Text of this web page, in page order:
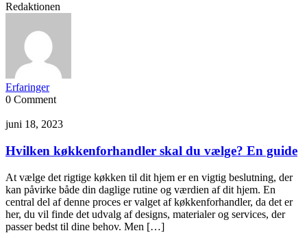
Redaktionen
Erfaringer
0 Comment
juni 18, 2023
Hvilken køkkenforhandler skal du vælge? En guide
At vælge det rigtige køkken til dit hjem er en vigtig beslutning, der
kan påvirke både din daglige rutine og værdien af dit hjem. En
central del af denne proces er valget af køkkenforhandler, da det er
her, du vil finde det udvalg af designs, materialer og services, der
passer bedst til dine behov. Men […]